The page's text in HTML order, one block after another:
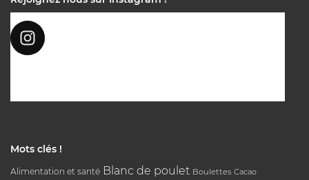
Mots clés !
Alimentation et santé Blanc de poulet Boulettes Cacao